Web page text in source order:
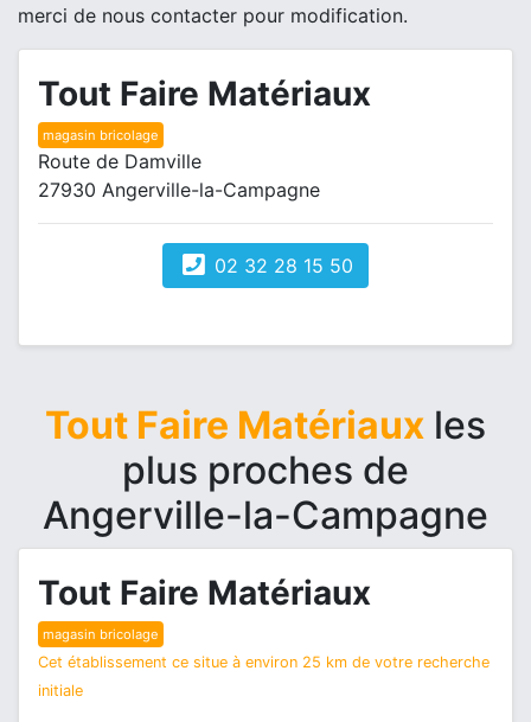
merci de nous contacter pour modification.
Tout Faire Matériaux
magasin bricolage
Route de Damville
27930 Angerville-la-Campagne
02 32 28 15 50
Tout Faire Matériaux les
plus proches de
Angerville-la-Campagne
Tout Faire Matériaux
magasin bricolage
Cet établissement ce situe à environ 25 km de votre recherche
initiale